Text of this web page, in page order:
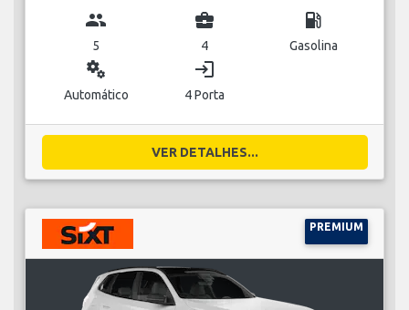
group
5
business_center
4
local_gas_station
Gasolina
miscellaneous_services
Automático
login
4 Porta
VER DETALHES...
PREMIUM